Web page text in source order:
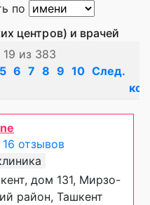
по
центров) и врачей
из 383
5 6 7 8 9 10 След.
16 отзывов
дом 131, Мирзо-
район, Ташкент